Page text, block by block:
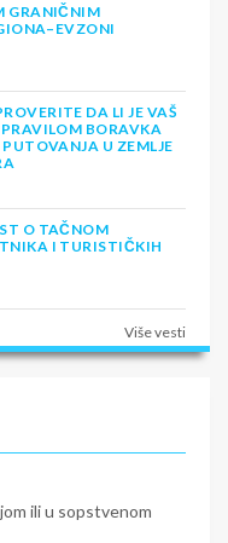
GRANIČNIM
DA LI JE VAŠ
BORAVKA
U ZEMLJE
O TAČNOM
I TURISTIČKIH
Više vesti
ili u sopstvenom